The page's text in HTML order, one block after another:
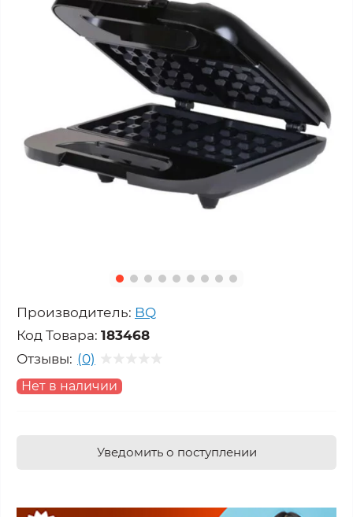
Производитель: BQ
Код Товара: 183468
Отзывы: (0)
Нет в наличии
Уведомить о поступлении